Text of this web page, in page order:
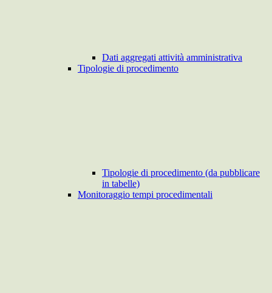
Dati aggregati attività amministrativa
Tipologie di procedimento
Tipologie di procedimento (da pubblicare
in tabelle)
Monitoraggio tempi procedimentali